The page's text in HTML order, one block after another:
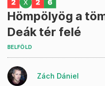
Hömpölyög a
Deák tér felé
BELFÖLD
Zách Dániel